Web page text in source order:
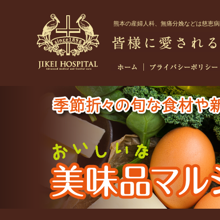
熊本の産婦人科、無痛分娩などは慈恵